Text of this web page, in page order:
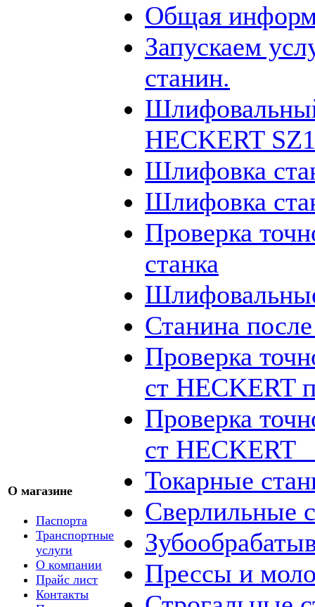
О магазине
Паспорта
Транспортные
услуги
О компании
Прайс лист
Контакты
Общая
Запускаем
станин.
HECKERT
Шлифовка
Шлифовка
Проверка
станка
Станина
Проверка
ст HECKERT
Проверка
ст HECKERT
Токарные
Сверлильные
Прессы и